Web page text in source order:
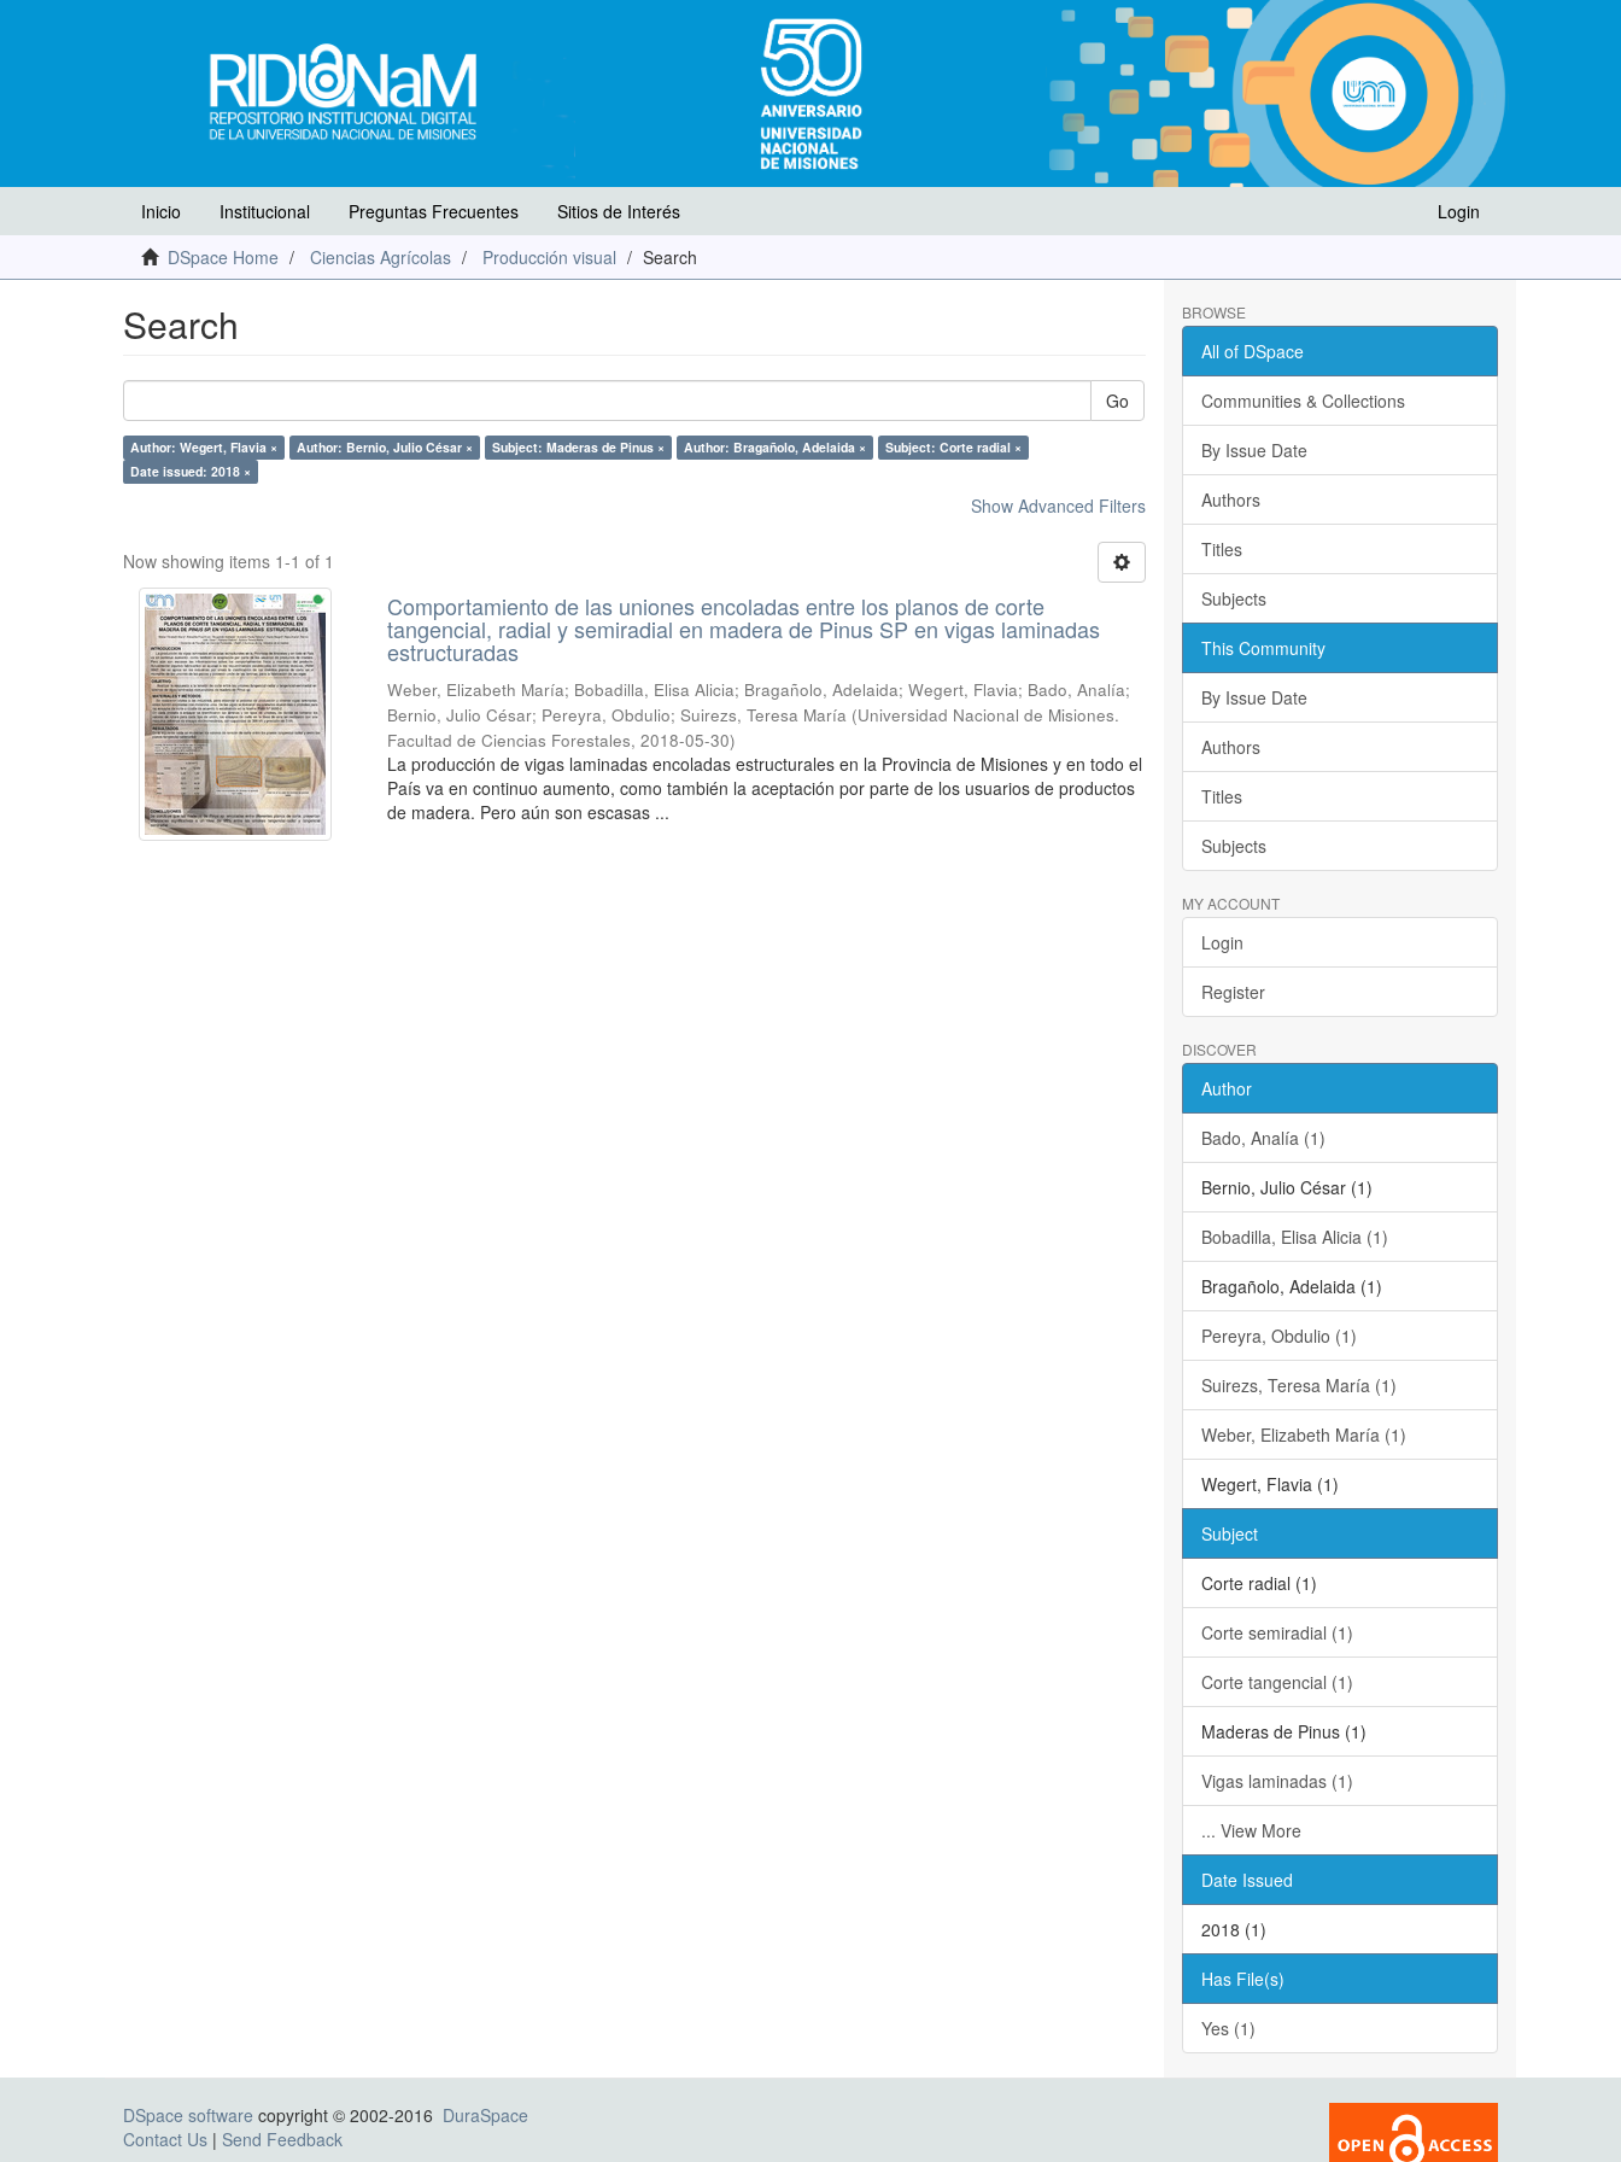
Login
Inicio Institucional Preguntas Frecuentes
Sitios de Interés
DSpace Home
Ciencias Agrícolas Producción visual Search
Search
Go
Author: Wegert, Flavia × Author: Bernio, Julio César × Subject: Maderas de Pinus × Author: Bragañolo, Adelaida ×
Subject: Corte radial ×
Date issued: 2018 ×
Show Advanced Filters
Now showing items 1-1 of 1
Comportamiento de las uniones encoladas entre los planos de corte
tangencial, radial y semiradial en madera de Pinus SP en vigas laminadas
estructuradas
Weber, Elizabeth María; Bobadilla, Elisa Alicia; Bragañolo, Adelaida; Wegert, Flavia; Bado, Analía;
Bernio, Julio César; Pereyra, Obdulio; Suirezs, Teresa María (Universidad Nacional de Misiones.
Facultad de Ciencias Forestales,2018-05-30)
La producción de vigas laminadas encoladas estructurales en la Provincia de Misiones y en todo el
País va en continuo aumento, como también la aceptación por parte de los usuarios de productos
de madera. Pero aún son escasas ...
BROWSE
All of DSpace
Communities & Collections
By Issue Date
Authors
Titles
Subjects
This Community
By Issue Date
Authors
Titles
Subjects
MY ACCOUNT
Login
Register
DISCOVER
Author
Bado, Analía (1)
Bernio, Julio César (1)
Bobadilla, Elisa Alicia (1)
Bragañolo, Adelaida (1)
Pereyra, Obdulio (1)
Suirezs, Teresa María (1)
Weber, Elizabeth María (1)
Wegert, Flavia (1)
Subject
Corte radial (1)
Corte semiradial (1)
Corte tangencial (1)
Maderas de Pinus (1)
Vigas laminadas (1)
... View More
Date Issued
2018 (1)
Has File(s)
Yes (1)
DSpace software copyright © 2002-2016 DuraSpace
Contact Us | Send Feedback